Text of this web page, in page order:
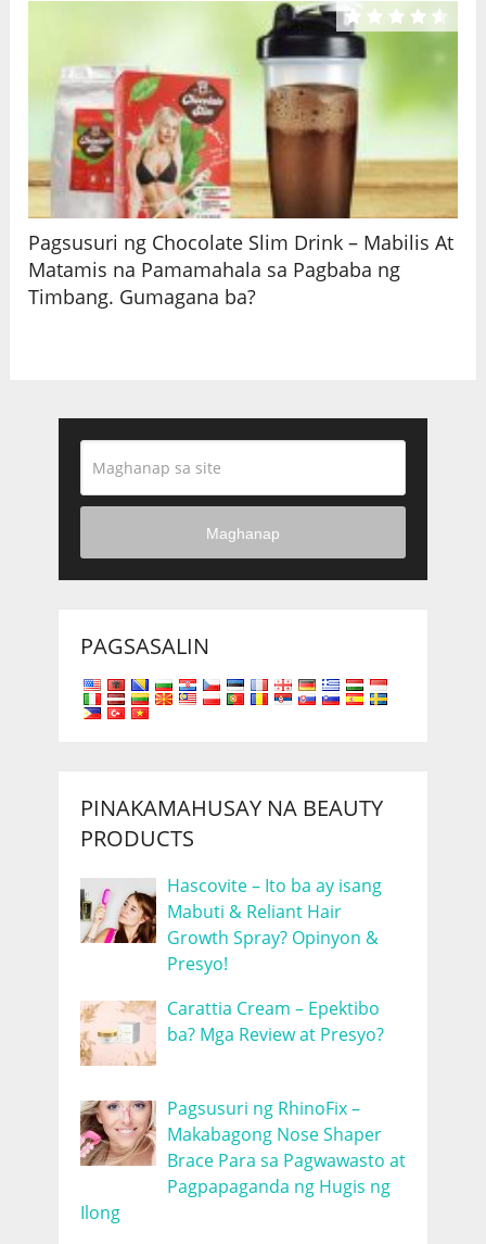
Pagsusuri ng Chocolate Slim Drink – Mabilis At
Matamis na Pamamahala sa Pagbaba ng
Timbang. Gumagana ba?
Maghanap
PAGSASALIN
PINAKAMAHUSAY NA BEAUTY
PRODUCTS
Hascovite – Ito ba ay isang
Mabuti & Reliant Hair
Growth Spray? Opinyon &
Presyo!
Carattia Cream – Epektibo
ba? Mga Review at Presyo?
Pagsusuri ng RhinoFix –
Makabagong Nose Shaper
Brace Para sa Pagwawasto at
Pagpapaganda ng Hugis ng
Ilong